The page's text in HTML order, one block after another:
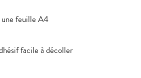
une feuille A4
facile à décoller